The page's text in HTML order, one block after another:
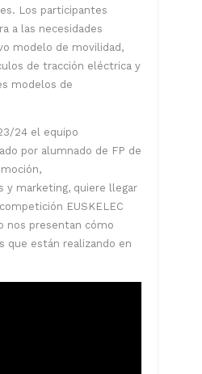
Los participantes
a las necesidades
modelo de movilidad,
de tracción eléctrica y
modelos de
24 el equipo
por alumnado de FP de
y marketing, quiere llegar
EUSKELEC
nos presentan cómo
que están realizando en